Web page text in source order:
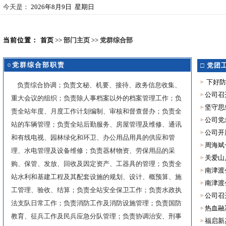
今天是： 2026年8月9日 星期日
当前位置： 首页 >> 部门主页 >> 党群综合部
○党群综合部职责
负责综合协调；负责文秘、机要、接待、政务信息收集、
重大会议的组织；负责除人事档案以外的档案管理工作；负
责全站年度、月度工作计划编制、审核和督查督办；负责全
站的车辆管理；负责全站后勤服务、房屋管理及维修、通讯
和有线电视、园林绿化和环卫、办公用品用具的供应和管
理、水电管理及设备维修；负责器材物资、劳保用品的采
购、保管、发放、回收及因定资产、工器具的管理；负责全
站水利和基建工程及其配套设施的规划、设计、概预算、施
工管理、验收、结算；负责全站安全保卫工作；负责水政执
法支队日常工作；负责消防工作及消防设施管理；负责国防
教育、征兵工作及民兵应急分队管理；负责协调治安、刑事
□ 党团
下好
公司召
坚守
公司党
公司开
周海
关爱
南津渡
南津渡
公司召
热血融
福启